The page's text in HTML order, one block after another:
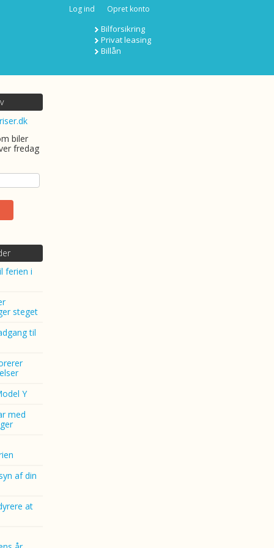
Log ind Opret konto
Bilforsikring
Privat leasing
Billån
biler
fredag
ferien i
steget
til
Y
med
af din
at